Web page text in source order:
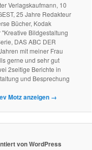
Verlagskaufmann, 10
25 Jahre Redakteur
Bücher, Kodak
Bildgestaltung
DAS ABC DER
mit meiner Frau
gerne und sehr gut
2seitige Berichte in
und Besprechung
Motz anzeigen →
von WordPress